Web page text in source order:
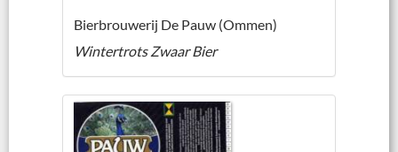
Bierbrouwerij De Pauw (Ommen)
Wintertrots Zwaar Bier